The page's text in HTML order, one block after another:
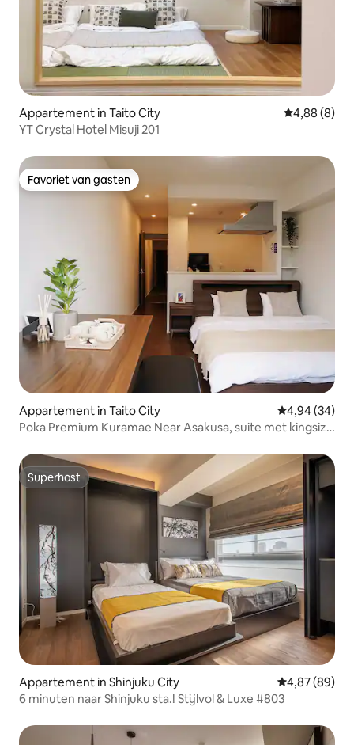
Appartement in Taito City Gemiddelde
4,88 (8)
YT Crystal Hotel Misuji 201
Favoriet van gasten
Favoriet van gasten
Appartement in Taito City Gemiddelde
4,94 (34)
Poka Premium Kuramae Near Asakusa, suite met kingsize
Superhost
Superhost
Appartement in Shinjuku City Gemiddelde
4,87 (89)
6 minuten naar Shinjuku sta.! Stijlvol & Luxe #803